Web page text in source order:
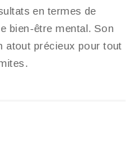
en termes de
bien-être mental. Son
atout précieux pour tout